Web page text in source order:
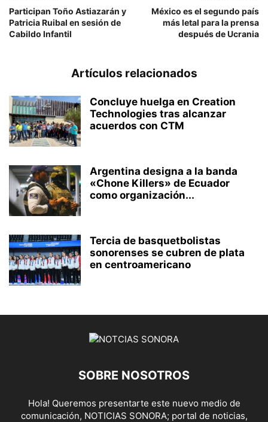
Participan Toño Astiazarán y
Patricia Ruibal en sesión de
Cabildo Infantil
México es el segundo país
más letal para la prensa
después de Ucrania
Artículos relacionados
Concluye huelga en Creation
Technologies tras alcanzar
acuerdos con CTM
Argentina designa a la banda
«Chone Killers» de Ecuador
como organización...
Tercia de basquetbolistas
sonorenses se cubren de plata
en centroamericano
SOBRE NOSOTROS
Hola! Queremos presentarte este nuevo medio de
comunicación, NOTICIAS SONORA; portal de noticias,